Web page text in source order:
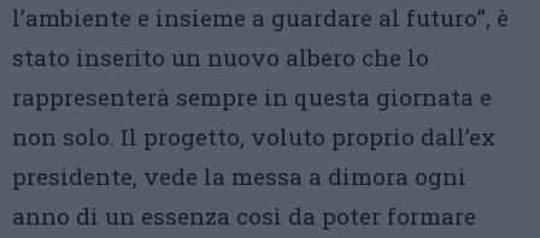
l’ambiente e insieme a guardare al futuro”, è
stato inserito un nuovo albero che lo
rappresenterà sempre in questa giornata e
non solo. Il progetto, voluto proprio dall’ex
presidente, vede la messa a dimora ogni
anno di un essenza così da poter formare